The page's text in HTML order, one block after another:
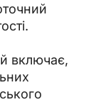
включає,